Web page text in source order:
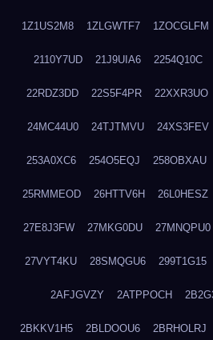
1Z1US2M8 1ZLGWTF7 1ZOCGLFM
2110Y7UD 21J9UIA6 2254Q10C
22RDZ3DD 22S5F4PR 22XXR3UO
24MC44U0 24TJTMVU 24XS3FEV
253A0XC6 254O5EQJ 258OBXAU
25RMMEOD 26HTTV6H 26L0HESZ
27E8J3FW 27MKG0DU 27MNQPU0
27VYT4KU 28SMQGU6 299T1G15
2AFJGVZY 2ATPPOCH
2BKKV1H5 2BLDOOU6 2BRHOLRJ